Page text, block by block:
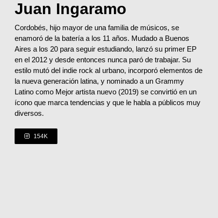
Juan Ingaramo
Cordobés, hijo mayor de una familia de músicos, se
enamoró de la batería a los 11 años. Mudado a Buenos
Aires a los 20 para seguir estudiando, lanzó su primer EP
en el 2012 y desde entonces nunca paró de trabajar. Su
estilo mutó del indie rock al urbano, incorporó elementos de
la nueva generación latina, y nominado a un Grammy
Latino como Mejor artista nuevo (2019) se convirtió en un
ícono que marca tendencias y que le habla a públicos muy
diversos.
154K